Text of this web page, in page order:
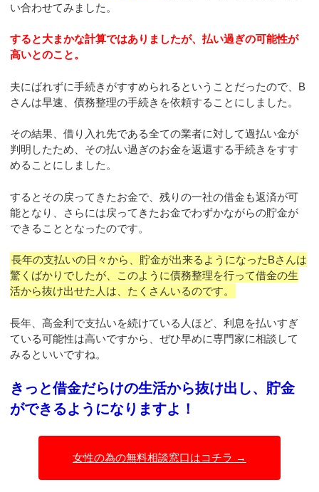
い合わせてみました。
すると大まかな計算ではありましたが、払い過ぎの可能性が
高いとのこと。
夫にばれずに手続きがすすめられるということだったので、B
さんは早速、債務整理の手続きを依頼することにしました。
その結果、借り入れ先である全ての業者に対して過払い金が
判明したため、その払い過ぎのお金を返還する手続きをすす
めることにしました。
するとその戻ってきたお金で、残りの一社の借金も返済が可
能となり、さらには戻ってきたお金でわずかながらの貯金が
できることとなったのです。
長年の支払いの日々から、貯金が出来るようになったBさんは
驚くばかりでしたが、このように債務整理を行って借金の生
活から抜け出せた人は、たくさんいるのです。
長年、高金利で支払いを続けている人ほど、利息を払いすぎ
ている可能性は高いですから、ぜひ早めに専門家に相談して
みるといいですね。
きっと借金だらけの生活から抜け出し、貯金
ができるようになりますよ！
女性の為の無料相談窓口はコチラ →